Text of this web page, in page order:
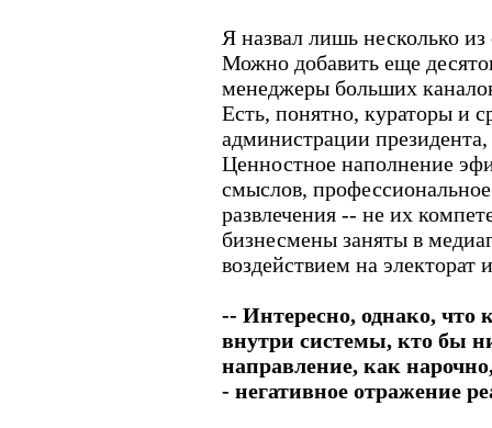
Я назвал лишь несколько
Можно добавить еще
менеджеры больших
Есть, понятно, кураторы и
администрации
Ценностное наполнение
смыслов,
развлечения -- не их
бизнесмены заняты в
воздействием на электорат
-- Интересно, однако,
внутри системы, кто бы
направление, как
- негативное отражение